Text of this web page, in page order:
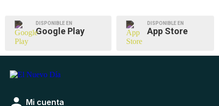
DISPONIBLE EN
Google Play
DISPONIBLE EN
App Store
Mi cuenta